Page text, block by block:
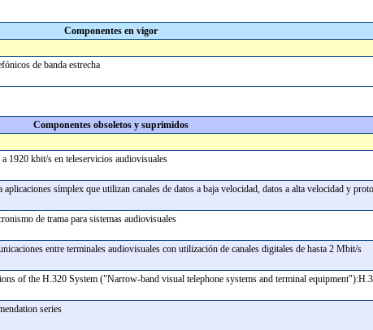
Componentes en vigor
de banda estrecha
Componentes obsoletos y suprimidos
1920 kbit/s en teleservicios audiovisuales
símplex que utilizan canales de datos a baja velocidad, datos a alta velocidad y
de trama para sistemas audiovisuales
entre terminales audiovisuales con utilización de canales digitales de hasta 2 Mbit/s
of the H.320 System ("Narrow-band visual telephone systems and terminal
series